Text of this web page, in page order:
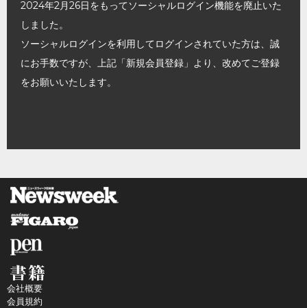
2024年2月26日をもってソーシャルログイン機能を廃止いた
しました。
ソーシャルログインを利用してログインされていた方は、誠
にお手数ですが、上記「新規会員登録」より、改めてご登録
をお願いいたします。
会社概要
会員規約